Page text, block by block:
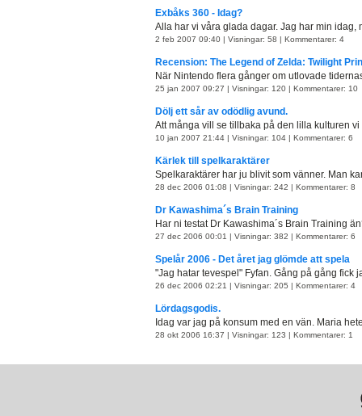
Exbåks 360 - Idag?
Alla har vi våra glada dagar. Jag har min idag,
2 feb 2007 09:40 | Visningar: 58 | Kommentarer: 4
Recension: The Legend of Zelda: Twilight
När Nintendo flera gånger om utlovade
25 jan 2007 09:27 | Visningar: 120 | Kommentarer: 10
Dölj ett sår av odödlig avund.
Att många vill se tillbaka på den lilla kulturen
10 jan 2007 21:44 | Visningar: 104 | Kommentarer: 6
Kärlek till spelkaraktärer
Spelkaraktärer har ju blivit som vänner. Man
28 dec 2006 01:08 | Visningar: 242 | Kommentarer: 8
Dr Kawashima´s Brain Training
Har ni testat Dr Kawashima´s Brain Training
27 dec 2006 00:01 | Visningar: 382 | Kommentarer: 6
Spelår 2006 - Det året jag glömde att spela
"Jag hatar tevespel" Fyfan. Gång på gång fick
26 dec 2006 02:21 | Visningar: 205 | Kommentarer: 4
Lördagsgodis.
Idag var jag på konsum med en vän. Maria
28 okt 2006 16:37 | Visningar: 123 | Kommentarer: 1